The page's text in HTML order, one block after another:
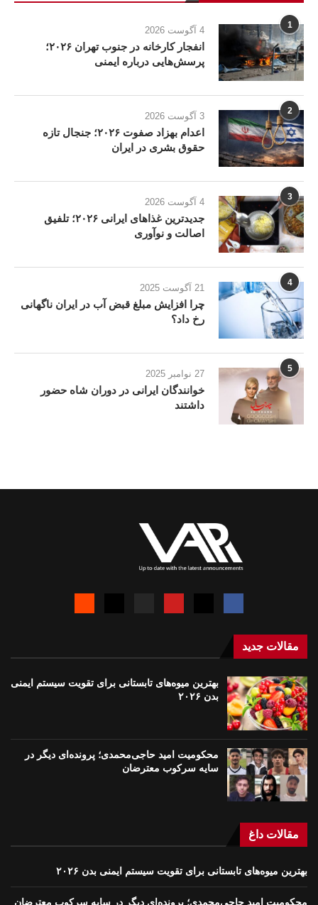
1 4 آگوست 2026
انفجار کارخانه در جنوب تهران ۲۰۲۶؛
پرسش‌هایی درباره ایمنی
2 3 آگوست 2026
اعدام بهزاد صفوت ۲۰۲۶؛ جنجال تازه
حقوق بشری در ایران
3 4 آگوست 2026
جدیدترین غذاهای ایرانی ۲۰۲۶؛ تلفیق
اصالت و نوآوری
4 21 آگوست 2025
چرا افزایش مبلغ قبض آب در ایران ناگهانی
رخ داد؟
5 27 نوامبر 2025
خوانندگان ایرانی در دوران شاه حضور
داشتند
مقالات جدید
بهترین میوه‌های تابستانی برای تقویت سیستم ایمنی
بدن ۲۰۲۶
محکومیت امید حاجی‌محمدی؛ پرونده‌ای دیگر در
سایه سرکوب معترضان
مقالات داغ
بهترین میوه‌های تابستانی برای تقویت سیستم ایمنی بدن ۲۰۲۶
محکومیت امید حاجی‌محمدی؛ پرونده‌ای دیگر در سایه سرکوب معترضان